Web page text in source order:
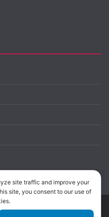
. All rights reserved.
site traffic and improve your
site, you consent to our use of